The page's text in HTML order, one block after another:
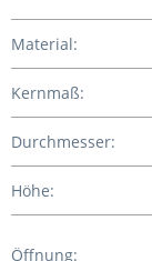
Material:
Kernmaß:
Durchmesser:
Höhe:
Öffnung: